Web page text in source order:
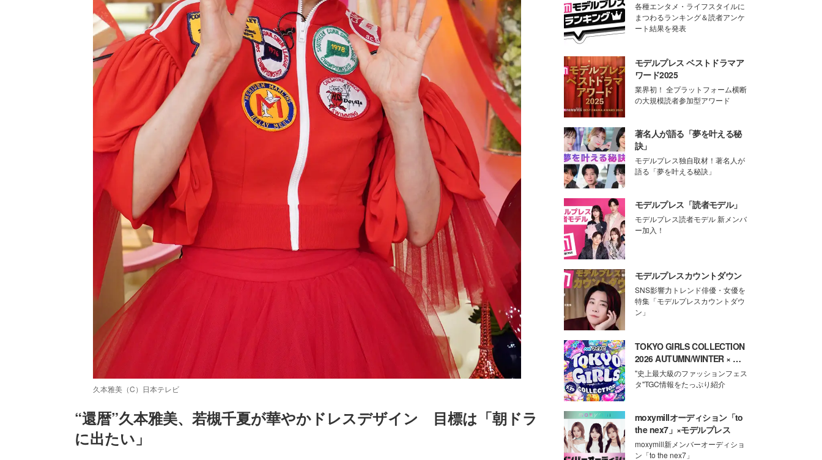
久本雅美（C）日本テレビ
“還暦”久本雅美、若槻千夏が華やかドレスデザイン　目標は「朝ドラ
に出たい」
各種エンタメ・ライフスタイルに
まつわるランキング＆読者アンケ
ート結果を発表
モデルプレス ベストドラマア
ワード2025
業界初！ 全プラットフォーム横断
の大規模読者参加型アワード
著名人が語る「夢を叶える秘
訣」
モデルプレス独自取材！著名人が
語る「夢を叶える秘訣」
モデルプレス「読者モデル」
モデルプレス読者モデル 新メンバ
ー加入！
モデルプレスカウントダウン
SNS影響力トレンド俳優・女優を
特集「モデルプレスカウントダウ
ン」
TOKYO GIRLS COLLECTION
2026 AUTUMN/WINTER × モ
デルプレス
"史上最大級のファッションフェス
タ"TGC情報をたっぷり紹介
moxymillオーディション「to
the nex7」×モデルプレス
moxymill新メンバーオーディショ
ン「to the nex7」